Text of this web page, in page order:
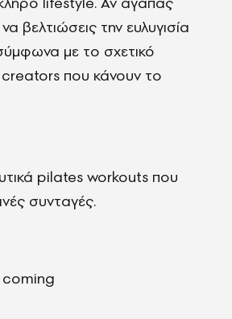
βελτιώσεις την ευλυγισία
με το σχετικό
creators που κάνουν το
pilates workouts που
συνταγές.